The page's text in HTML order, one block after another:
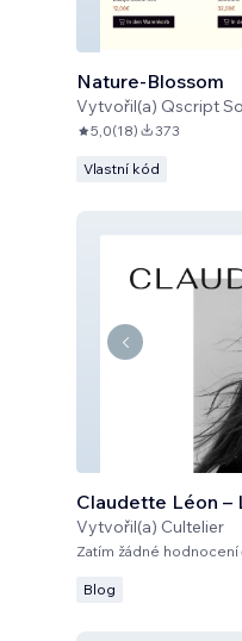
Nature-Blossom
Vytvořil(a) Qscript
5,0(18) 373
Vlastní kód
Claudette Léon –
Vytvořil(a) Cultelier
Zatím žádné hodnocení
Blog